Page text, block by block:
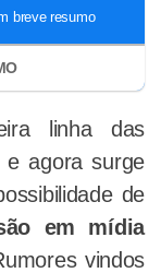
linha das
e agora surge
de
em mídia
vindos